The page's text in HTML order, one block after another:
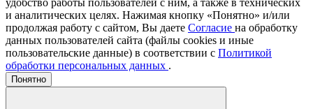
удобство работы пользователей с ним, а также в технических
и аналитических целях. Нажимая кнопку «Понятно» и/или
продолжая работу с сайтом, Вы даете Согласие на обработку
данных пользователей сайта (файлы cookies и иные
пользовательские данные) в соответствии с Политикой
обработки персональных данных .
Понятно